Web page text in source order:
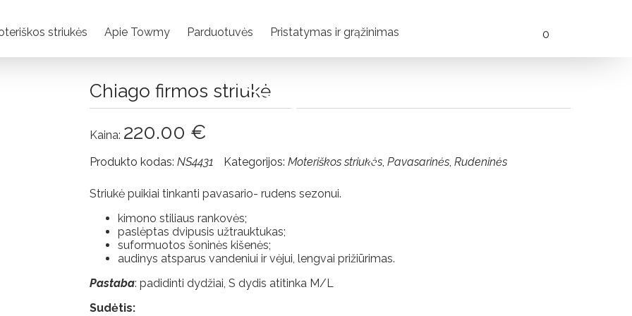
striukės Apie Towmy Parduotuvės Pristatymas ir grąžinimas 0
Chiago firmos striukė
Kaina: 220.00 €
Produkto kodas: NS4431 Kategorijos: Moteriškos striukės, Pavasarinės, Rudeninės
Striukė puikiai tinkanti pavasario- rudens sezonui.
kimono stiliaus rankovės;
paslėptas dvipusis užtrauktukas;
suformuotos šoninės kišenės;
audinys atsparus vandeniui ir vėjui, lengvai prižiūrimas.
Pastaba: padidinti dydžiai, S dydis atitinka M/L
Sudėtis: